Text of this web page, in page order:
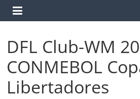
DFL Club-WM
CONMEBOL
Libertadores